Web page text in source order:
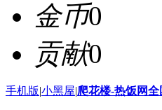
金币0
贡献0
手机版|小黑屋|爬花楼-热饭网